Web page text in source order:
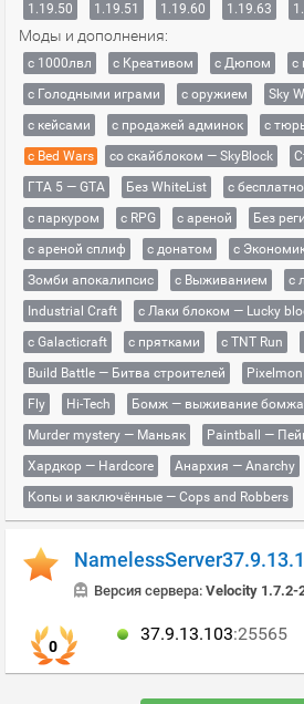
1.19.50
1.19.51 1.19.60 1.19.63
Моды и дополнения:
с 1000лвл c Креативом с Дюпом с
с Голодными играми
с оружием Sky
с кейсами
с продажей админок с
с Bed Wars
со скайблоком — SkyBlock
ГТА 5 — GTA
Без WhiteList
с
с паркуром
с RPG с ареной
Без
с ареной сплиф
с донатом с
Зомби апокалипсис
с Выживанием с
Industrial Craft
с Лаки блоком — Lucky
с Galacticraft
с прятками с TNT Run
Build Battle — Битва строителей
Pixelmon
Fly
Hi-Tech
Бомж — выживание бомжа
Murder mystery — Маньяк
Paintball —
Хардкор — Hardcore
Анархия — Anarchy
Копы и заключённые — Cops and Robbers
Версия сервера: Velocity 1.7.2-
0
37.9.13.103:25565